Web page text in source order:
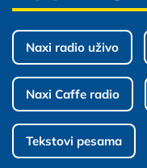
Naxi radio uživo
Naxi Caffe radio
Tekstovi pesama